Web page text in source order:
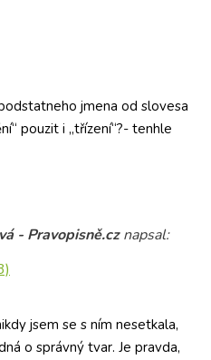
jmena od slovesa
pouzit i „třízení“?- tenhle
- Pravopisně.cz napsal:
jsem se s ním nesetkala,
o správný tvar. Je pravda,